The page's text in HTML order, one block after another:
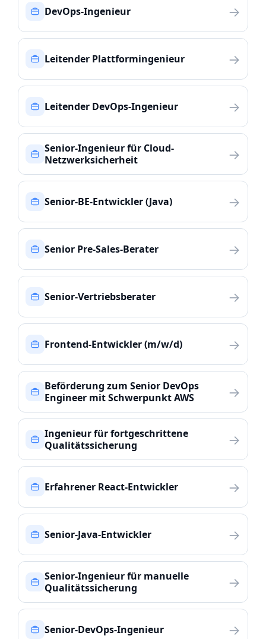
DevOps-Ingenieur →
Leitender Plattformingenieur →
Leitender DevOps-Ingenieur →
Senior-Ingenieur für Cloud-
Netzwerksicherheit
→
Senior-BE-Entwickler (Java) →
Senior Pre-Sales-Berater →
Senior-Vertriebsberater →
Frontend-Entwickler (m/w/d) →
Beförderung zum Senior DevOps
Engineer mit Schwerpunkt AWS
→
Ingenieur für fortgeschrittene
Qualitätssicherung
→
Erfahrener React-Entwickler →
Senior-Java-Entwickler →
Senior-Ingenieur für manuelle
Qualitätssicherung
→
Senior-DevOps-Ingenieur →